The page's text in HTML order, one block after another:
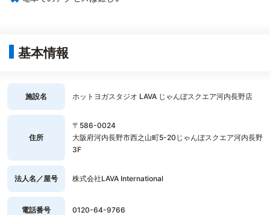
基本情報
施設名 ホットヨガスタジオ LAVA じゃんぼスクエア河内長野店
住所
〒586-0024
大阪府河内長野市西之山町5-20じゃんぼスクエア河内長野
3F
法人名／屋号 株式会社LAVA International
電話番号 0120-64-9766